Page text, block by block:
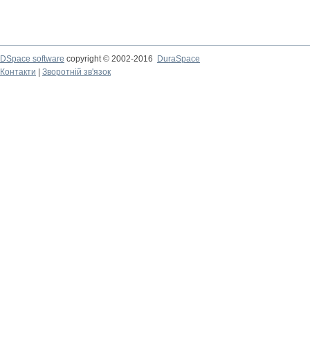
DSpace software copyright © 2002-2016
DuraSpace
Контакти
Зворотній зв'язок